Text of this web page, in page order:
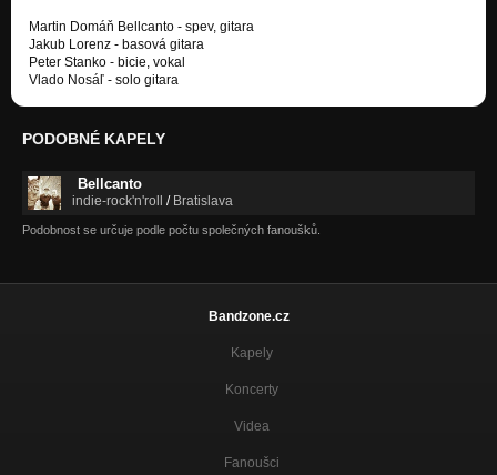
Martin Domáň Bellcanto - spev, gitara
Jakub Lorenz - basová gitara
Peter Stanko - bicie, vokal
Vlado Nosáľ - solo gitara
PODOBNÉ KAPELY
Bellcanto
indie-rock'n'roll / Bratislava
Podobnost se určuje podle počtu společných fanoušků.
Bandzone.cz
Kapely
Koncerty
Videa
Fanoušci